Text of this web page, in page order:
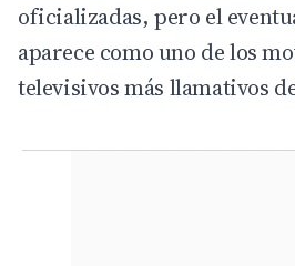
oficializadas, pero el
aparece como uno de los
televisivos más llamativos